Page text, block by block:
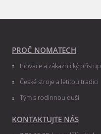
PROČ NOMATECH
Inovace a zákaznický přístup
České stroje a letitou tradici
Tým s rodinnou duší
KONTAKTUJTE NÁS